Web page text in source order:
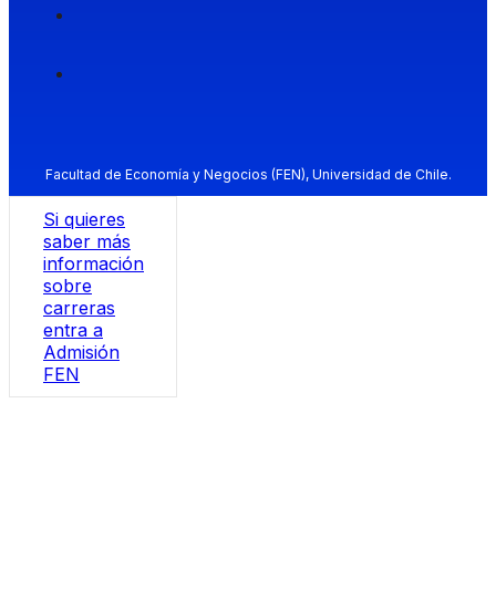
Facultad de Economía y Negocios (FEN), Universidad de Chile.
Si quieres
saber más
información
sobre
carreras
entra a
Admisión
FEN